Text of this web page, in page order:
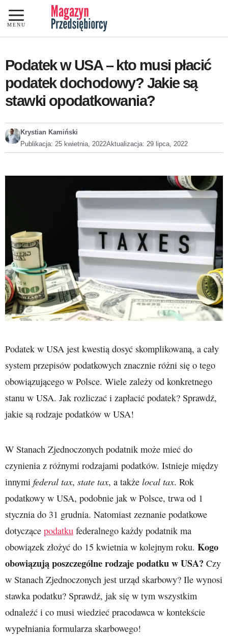
Przejdź
do
treści
MENU
Podatek w USA – kto musi płacić
podatek dochodowy? Jakie są
stawki opodatkowania?
Krystian Kamiński
Publikacja: 25 kwietnia, 2022Aktualizacja: 29 lipca, 2022
Podatek w USA jest kwestią dosyć skomplikowaną, a cały
system przepisów podatkowych znacznie różni się o tego
obowiązującego w Polsce. Wiele zależy od konkretnego
stanu w USA. Jak rozliczać i zapłacić podatek? Sprawdź,
jakie są rodzaje podatków w USA!
W Stanach Zjednoczonych podatnik może mieć do
czynienia z różnymi rodzajami podatków. Istnieje między
innymi federal tax, state tax, a także local tax. Rok
podatkowy w USA, podobnie jak w Polsce, trwa od 1
stycznia do 31 grudnia. Natomiast zeznanie podatkowe
dotyczące podatku federalnego każdy podatnik ma
obowiązek złożyć do 15 kwietnia w kolejnym roku. Kogo
obowiązują poszczególne rodzaje podatku w USA? Czy
w Stanach Zjednoczonych jest urząd skarbowy? Ile wynosi
stawka podatku? Sprawdź, jak się w tym wszystkim
odnaleźć i co musi wiedzieć pracodawca w kontekście
wypełniania formularza skarbowego!